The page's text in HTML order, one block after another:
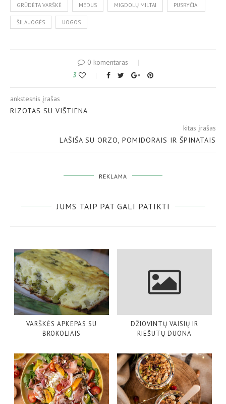
GRŪDĖTA VARŠKĖ MEDUS MIGDOLŲ MILTAI PUSRYČIAI
ŠILAUOGĖS UOGOS
0 komentaras
3
ankstesnis įrašas
RIZOTAS SU VIŠTIENA
kitas įrašas
LAŠIŠA SU ORZO, POMIDORAIS IR ŠPINATAIS
REKLAMA
JUMS TAIP PAT GALI PATIKTI
VARŠKĖS APKEPAS SU
BROKOLIAIS
DŽIOVINTŲ VAISIŲ IR
RIEŠUTŲ DUONA